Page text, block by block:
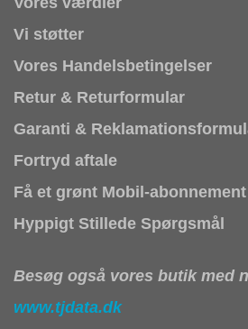
Vi støtter
Vores Handelsbetingelser
Retur & Returformular
Garanti &
Fortryd aftale
Få et grønt Mobil-abonnement
Hyppigt Stillede Spørgsmål
Besøg også vores butik med
www.tjdata.dk